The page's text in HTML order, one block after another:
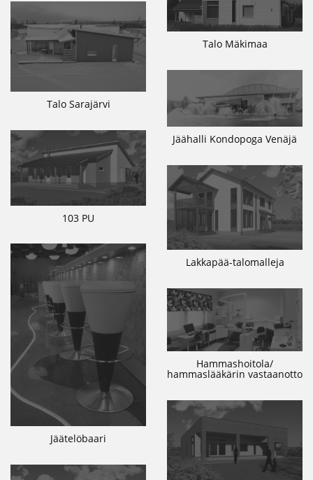
Talo Mäkimaa
Talo Sarajärvi
Jäähalli Kondopoga Venäjä
103 PU
Lakkapää-talomalleja
Jäätelöbaari
Hammashoitola/
hammaslääkärin vastaanotto